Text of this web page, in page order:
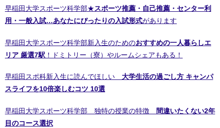
早稲田大学スポーツ科学部★スポーツ推薦・自己推薦・センター利
用・一般入試…あなたにぴったりの入試形式があります
早稲田大学スポーツ科学部新入生のためのおすすめの一人暮らしエ
リア 厳選7駅 ！ドミトリー（寮）やルームシェアもある！
早稲田スポ科新入生に読んでほしい 大学生活の過ごし方 キャンパ
スライフを10倍楽しむコツ 10選
早稲田大学スポーツ科学部 独特の授業の特徴
間違いたくない2年
目のコース選択